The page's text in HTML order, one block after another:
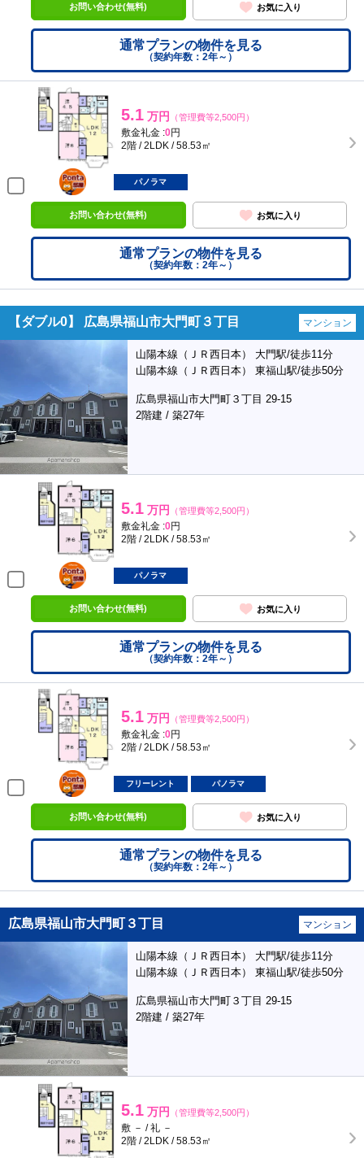
お問い合わせ(無料) お気に入り
通常プランの物件を見る
（契約年数：2年～）
5.1 万円 （管理費等2,500円）
敷金礼金 :0円
2階 / 2LDK / 58.53㎡
ポンタ
部屋
パノラマ
お問い合わせ(無料) お気に入り
通常プランの物件を見る
（契約年数：2年～）
【ダブル0】 広島県福山市大門町３丁目 マンション
山陽本線（ＪＲ西日本） 大門駅/徒歩11分
山陽本線（ＪＲ西日本） 東福山駅/徒歩50分
広島県福山市大門町３丁目 29-15
2階建 / 築27年
5.1 万円 （管理費等2,500円）
敷金礼金 :0円
2階 / 2LDK / 58.53㎡
ポンタ
部屋
パノラマ
お問い合わせ(無料) お気に入り
通常プランの物件を見る
（契約年数：2年～）
5.1 万円 （管理費等2,500円）
敷金礼金 :0円
2階 / 2LDK / 58.53㎡
ポンタ
部屋
フリーレント パノラマ
お問い合わせ(無料) お気に入り
通常プランの物件を見る
（契約年数：2年～）
広島県福山市大門町３丁目 マンション
山陽本線（ＪＲ西日本） 大門駅/徒歩11分
山陽本線（ＪＲ西日本） 東福山駅/徒歩50分
広島県福山市大門町３丁目 29-15
2階建 / 築27年
5.1 万円 （管理費等2,500円）
敷 － / 礼 －
2階 / 2LDK / 58.53㎡